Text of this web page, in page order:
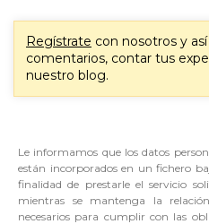
Regístrate con nosotros y
comentarios, contar tus
nuestro blog.
Le informamos que los datos
están incorporados en un fichero
finalidad de prestarle el servicio
mientras se mantenga la
necesarios para cumplir con las